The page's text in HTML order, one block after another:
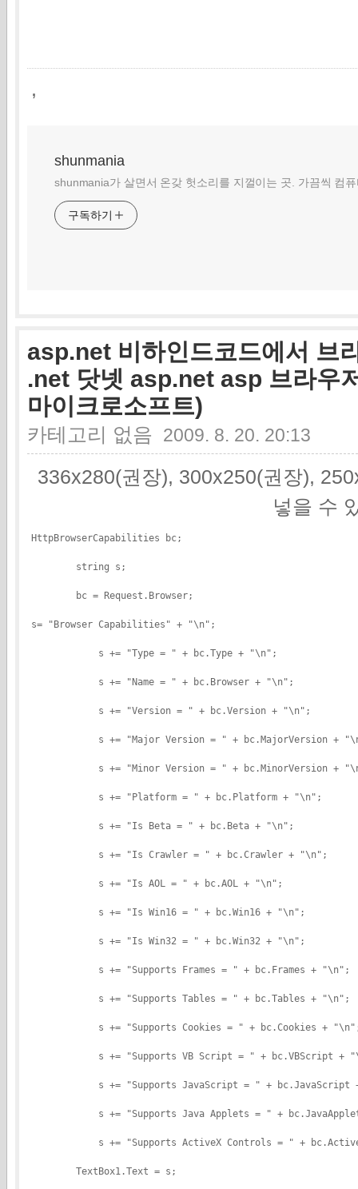
,
shunmania
shunmania가 살면서 온갖 헛소리를 지껄이는 곳. 가끔씩 컴
구독하기
asp.net 비하인드코드에서 브
.net 닷넷 asp.net asp 브라
마이크로소프트)
카테고리 없음 2009. 8. 20. 20:13
336x280(권장), 300x250(권장),
넣을 수
HttpBrowserCapabilities bc;
        string s;
        bc = Request.Browser;
s= "Browser Capabilities" + "\n";
            s += "Type = " + bc.Type + "\n";
            s += "Name = " + bc.Browser + "\n";
            s += "Version = " + bc.Version + "\n";
s += "Major Version = " + bc.MajorVersion +
s += "Minor Version = " + bc.MinorVersion +
            s += "Platform = " + bc.Platform + "\n";
            s += "Is Beta = " + bc.Beta + "\n";
            s += "Is Crawler = " + bc.Crawler + "\n";
            s += "Is AOL = " + bc.AOL + "\n";
            s += "Is Win16 = " + bc.Win16 + "\n";
            s += "Is Win32 = " + bc.Win32 + "\n";
            s += "Supports Frames = " + bc.Frames + "\n";
            s += "Supports Tables = " + bc.Tables + "\n";
s += "Supports Cookies = " + bc.Cookies +
s += "Supports VB Script = " + bc.VBScript +
s += "Supports JavaScript = " + bc.JavaScript
s += "Supports Java Applets = " +
s += "Supports ActiveX Controls = " +
        TextBox1.Text = s;